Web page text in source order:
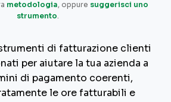
metodologia, oppure suggerisci uno
strumento.
di fatturazione clienti
per aiutare la tua azienda a
di pagamento coerenti,
le ore fatturabili e